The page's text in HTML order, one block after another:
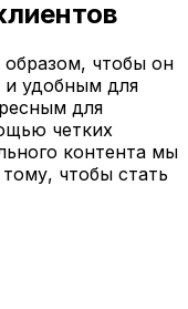
чтобы он
и удобным для
для
четких
контента мы
чтобы стать